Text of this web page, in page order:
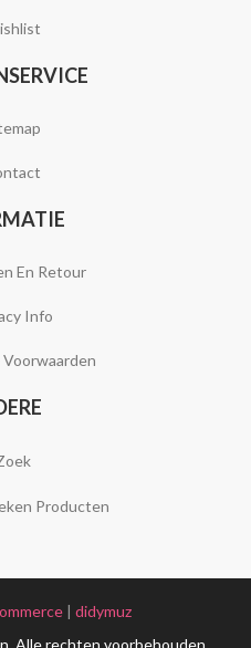
En Retour
Info
Producten
| didymuz
Alle rechten voorbehouden.